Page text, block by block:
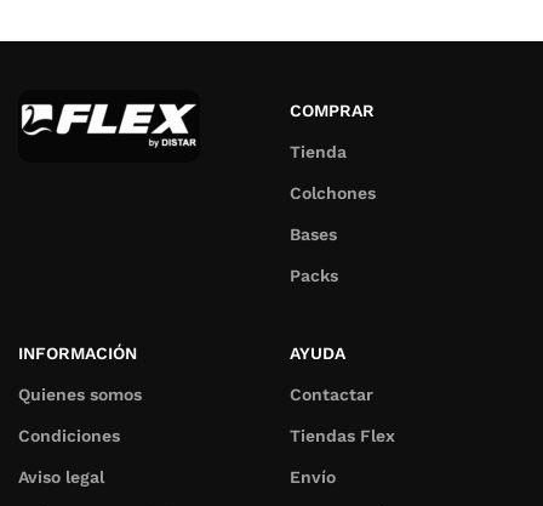
COMPRAR
Tienda
Colchones
Bases
Packs
INFORMACIÓN
Quienes somos
Condiciones
Aviso legal
AYUDA
Contactar
Tiendas Flex
Envío